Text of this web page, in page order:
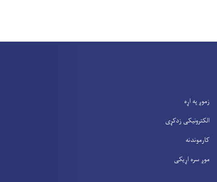
زموږ په اړه
الکترونیکی زدکړی
کارموندنه
موږ سره اړیکی